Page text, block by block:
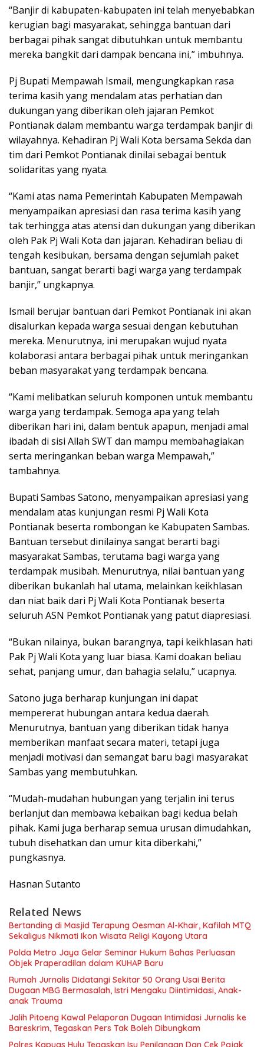
“Banjir di kabupaten-kabupaten ini telah menyebabkan
kerugian bagi masyarakat, sehingga bantuan dari
berbagai pihak sangat dibutuhkan untuk membantu
mereka bangkit dari dampak bencana ini,” imbuhnya.
Pj Bupati Mempawah Ismail, mengungkapkan rasa
terima kasih yang mendalam atas perhatian dan
dukungan yang diberikan oleh jajaran Pemkot
Pontianak dalam membantu warga terdampak banjir di
wilayahnya. Kehadiran Pj Wali Kota bersama Sekda dan
tim dari Pemkot Pontianak dinilai sebagai bentuk
solidaritas yang nyata.
“Kami atas nama Pemerintah Kabupaten Mempawah
menyampaikan apresiasi dan rasa terima kasih yang
tak terhingga atas atensi dan dukungan yang diberikan
oleh Pak Pj Wali Kota dan jajaran. Kehadiran beliau di
tengah kesibukan, bersama dengan sejumlah paket
bantuan, sangat berarti bagi warga yang terdampak
banjir,” ungkapnya.
Ismail berujar bantuan dari Pemkot Pontianak ini akan
disalurkan kepada warga sesuai dengan kebutuhan
mereka. Menurutnya, ini merupakan wujud nyata
kolaborasi antara berbagai pihak untuk meringankan
beban masyarakat yang terdampak bencana.
“Kami melibatkan seluruh komponen untuk membantu
warga yang terdampak. Semoga apa yang telah
diberikan hari ini, dalam bentuk apapun, menjadi amal
ibadah di sisi Allah SWT dan mampu membahagiakan
serta meringankan beban warga Mempawah,”
tambahnya.
Bupati Sambas Satono, menyampaikan apresiasi yang
mendalam atas kunjungan resmi Pj Wali Kota
Pontianak beserta rombongan ke Kabupaten Sambas.
Bantuan tersebut dinilainya sangat berarti bagi
masyarakat Sambas, terutama bagi warga yang
terdampak musibah. Menurutnya, nilai bantuan yang
diberikan bukanlah hal utama, melainkan keikhlasan
dan niat baik dari Pj Wali Kota Pontianak beserta
seluruh ASN Pemkot Pontianak yang patut diapresiasi.
“Bukan nilainya, bukan barangnya, tapi keikhlasan hati
Pak Pj Wali Kota yang luar biasa. Kami doakan beliau
sehat, panjang umur, dan bahagia selalu,” ucapnya.
Satono juga berharap kunjungan ini dapat
mempererat hubungan antara kedua daerah.
Menurutnya, bantuan yang diberikan tidak hanya
memberikan manfaat secara materi, tetapi juga
menjadi motivasi dan semangat baru bagi masyarakat
Sambas yang membutuhkan.
“Mudah-mudahan hubungan yang terjalin ini terus
berlanjut dan membawa kebaikan bagi kedua belah
pihak. Kami juga berharap semua urusan dimudahkan,
tubuh disehatkan dan umur kita diberkahi,”
pungkasnya.
Hasnan Sutanto
Related News
Bertanding di Masjid Terapung Oesman Al-Khair, Kafilah MTQ
Sekaligus Nikmati Ikon Wisata Religi Kayong Utara
Polda Metro Jaya Gelar Seminar Hukum Bahas Perluasan
Objek Praperadilan dalam KUHAP Baru
Rumah Jurnalis Didatangi Sekitar 50 Orang Usai Berita
Dugaan MBG Bermasalah, Istri Mengaku Diintimidasi, Anak-
anak Trauma
Jalih Pitoeng Kawal Pelaporan Dugaan Intimidasi Jurnalis ke
Bareskrim, Tegaskan Pers Tak Boleh Dibungkam
Polres Kapuas Hulu Tegaskan Isu Penilangan Dan Cek Pajak